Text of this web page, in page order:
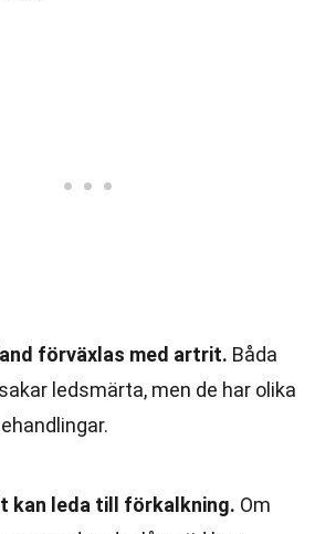
förväxlas med artrit. Båda
ledsmärta, men de har olika
kan leda till förkalkning. Om